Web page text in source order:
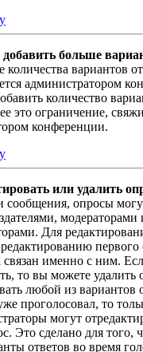
больше
вариантов
администратором
количество
это ограничение,
конференции.
или удалить
сообщения, опросы
модераторами
Для
связан именно с ним.
то вы можете удалить
любой из вариантов
проголосовал, то
могут
Это сделано для того,
ответов во время